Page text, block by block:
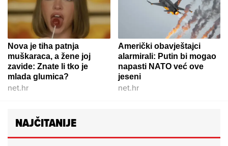
Nova je tiha patnja
muškaraca, a žene joj
zavide: Znate li tko je
mlada glumica?
net.hr
Američki obavještajci
alarmirali: Putin bi mogao
napasti NATO već ove
jeseni
net.hr
NAJČITANIJE